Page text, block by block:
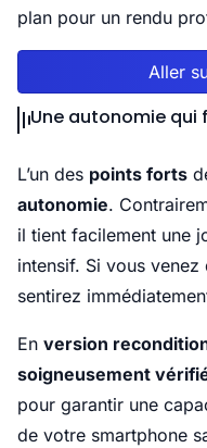
plan pour un rendu
Aller
Une autonomie
L’un des points forts
autonomie.
il tient facilement une
intensif. Si vous venez
sentirez
En version
soigneusement
pour garantir une
de votre smartphone